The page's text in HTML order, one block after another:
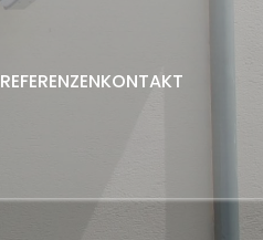
REFERENZENKONTAKT